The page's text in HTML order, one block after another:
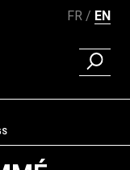
FR EN
FIND A